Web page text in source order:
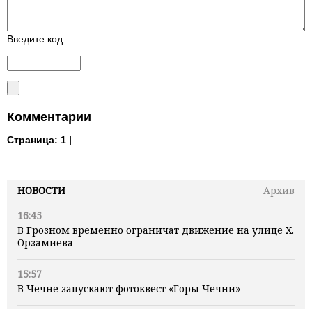
НОВОСТИ
Архив
16:45
В Грозном временно ограничат движение на улице Х.
Орзамиева
15:57
В Чечне запускают фотоквест «Горы Чечни»
Введите код
Комментарии
Страница: 1 |